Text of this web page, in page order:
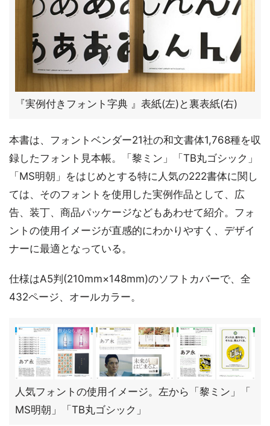
『実例付きフォント字典 』表紙(左)と裏表紙(右)
本書は、フォントベンダー21社の和文書体1,768種を収
録したフォント見本帳。「黎ミン」「TB丸ゴシック」
「MS明朝」をはじめとする特に人気の222書体に関し
ては、そのフォントを使用した実例作品として、広
告、装丁、商品パッケージなどもあわせて紹介。フォ
ントの使用イメージが直感的にわかりやすく、デザイ
ナーに最適となっている。
仕様はA5判(210mm×148mm)のソフトカバーで、全
432ページ、オールカラー。
人気フォントの使用イメージ。左から「黎ミン」「
MS明朝」「TB丸ゴシック」